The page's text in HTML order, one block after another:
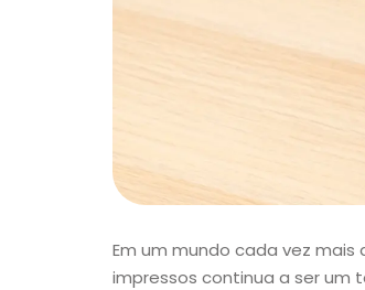
Em um mundo cada vez
impressos continua a ser um